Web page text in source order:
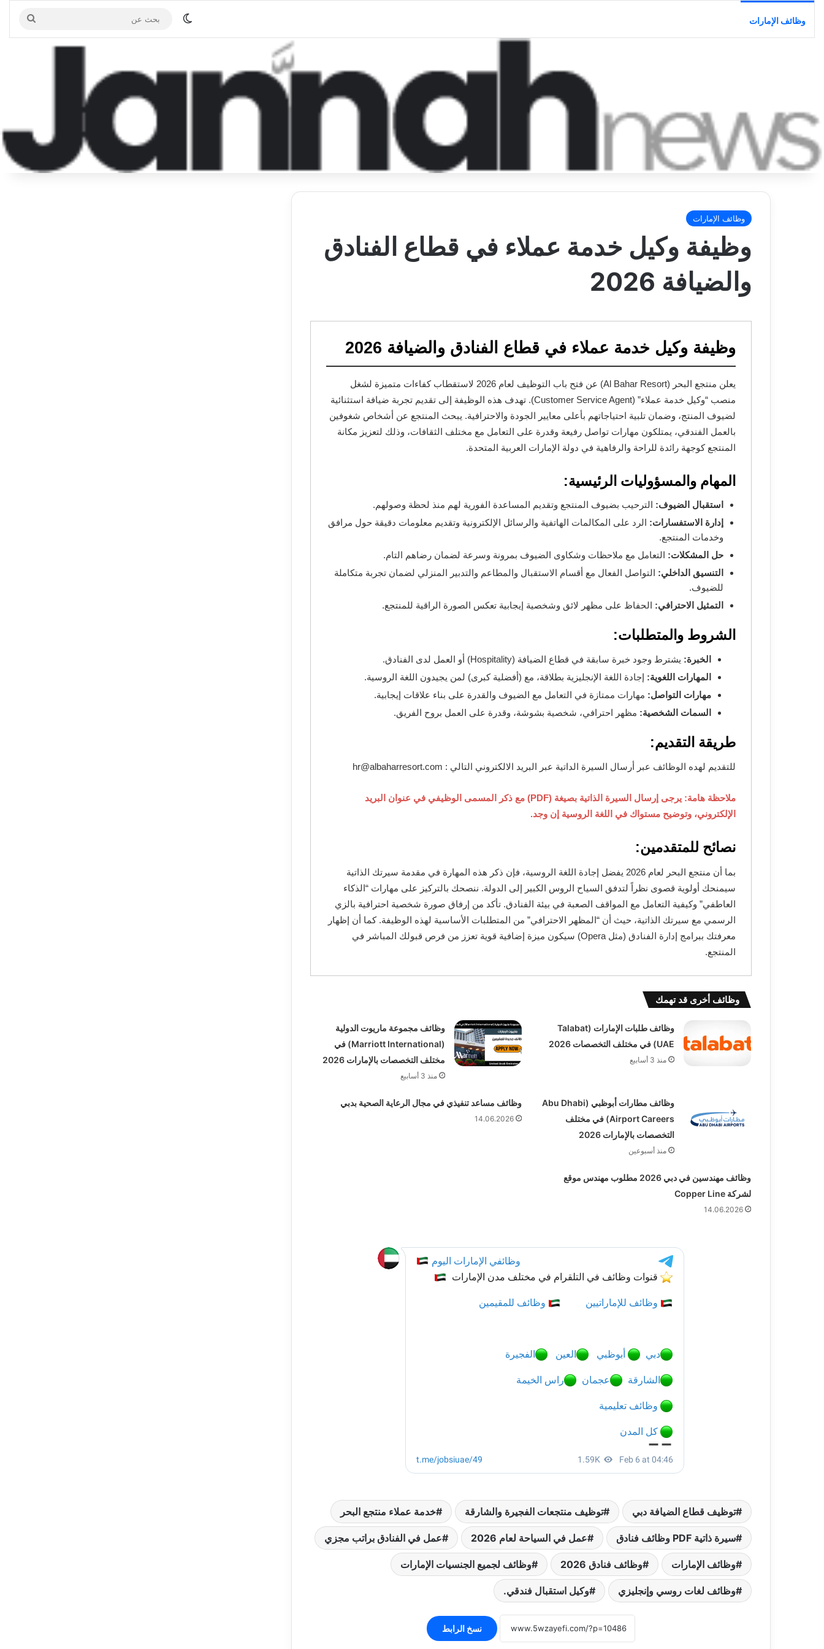
وظائف الإمارات الوضع المظلم
بحث
عن
وظائف الإمارات
وظيفة وكيل خدمة عملاء في قطاع الفنادق
والضيافة 2026
وظيفة وكيل خدمة عملاء في قطاع الفنادق والضيافة 2026
يعلن منتجع البحر (Al Bahar Resort) عن فتح باب التوظيف لعام 2026 لاستقطاب كفاءات متميزة لشغل
منصب “وكيل خدمة عملاء” (Customer Service Agent). تهدف هذه الوظيفة إلى تقديم تجربة ضيافة استثنائية
لضيوف المنتج، وضمان تلبية احتياجاتهم بأعلى معايير الجودة والاحترافية. يبحث المنتجع عن أشخاص شغوفين
بالعمل الفندقي، يمتلكون مهارات تواصل رفيعة وقدرة على التعامل مع مختلف الثقافات، وذلك لتعزيز مكانة
المنتجع كوجهة رائدة للراحة والرفاهية في دولة الإمارات العربية المتحدة.
المهام والمسؤوليات الرئيسية:
استقبال الضيوف: الترحيب بضيوف المنتجع وتقديم المساعدة الفورية لهم منذ لحظة وصولهم.
إدارة الاستفسارات: الرد على المكالمات الهاتفية والرسائل الإلكترونية وتقديم معلومات دقيقة حول مرافق
وخدمات المنتجع.
حل المشكلات: التعامل مع ملاحظات وشكاوى الضيوف بمرونة وسرعة لضمان رضاهم التام.
التنسيق الداخلي: التواصل الفعال مع أقسام الاستقبال والمطاعم والتدبير المنزلي لضمان تجربة متكاملة
للضيوف.
التمثيل الاحترافي: الحفاظ على مظهر لائق وشخصية إيجابية تعكس الصورة الراقية للمنتجع.
الشروط والمتطلبات:
الخبرة: يشترط وجود خبرة سابقة في قطاع الضيافة (Hospitality) أو العمل لدى الفنادق.
المهارات اللغوية: إجادة اللغة الإنجليزية بطلاقة، مع (أفضلية كبرى) لمن يجيدون اللغة الروسية.
مهارات التواصل: مهارات ممتازة في التعامل مع الضيوف والقدرة على بناء علاقات إيجابية.
السمات الشخصية: مظهر احترافي، شخصية بشوشة، وقدرة على العمل بروح الفريق.
طريقة التقديم:
للتقديم لهده الوظائف عبر أرسال السيرة الداتية عبر البريد الالكتروني التالي : hr@albaharresort.com
ملاحظة هامة: يرجى إرسال السيرة الذاتية بصيغة (PDF) مع ذكر المسمى الوظيفي في عنوان البريد
الإلكتروني، وتوضيح مستواك في اللغة الروسية إن وجد.
نصائح للمتقدمين:
بما أن منتجع البحر لعام 2026 يفضل إجادة اللغة الروسية، فإن ذكر هذه المهارة في مقدمة سيرتك الذاتية
سيمنحك أولوية قصوى نظراً لتدفق السياح الروس الكبير إلى الدولة. ننصحك بالتركيز على مهارات “الذكاء
العاطفي” وكيفية التعامل مع المواقف الصعبة في بيئة الفنادق. تأكد من إرفاق صورة شخصية احترافية بالزي
الرسمي مع سيرتك الذاتية، حيث أن “المظهر الاحترافي” من المتطلبات الأساسية لهذه الوظيفة. كما أن إظهار
معرفتك ببرامج إدارة الفنادق (مثل Opera) سيكون ميزة إضافية قوية تعزز من فرص قبولك المباشر في
المنتجع.
وظائف أخرى قد تهمك
وظائف طلبات الإمارات (Talabat
UAE) في مختلف التخصصات 2026
منذ 3 أسابيع
وظائف مجموعة ماريوت الدولية
(Marriott International) في
مختلف التخصصات بالإمارات 2026
منذ 3 أسابيع
وظائف مطارات أبوظبي (Abu Dhabi
Airport Careers) في مختلف
التخصصات بالإمارات 2026
منذ أسبوعين
وظائف مساعد تنفيذي في مجال الرعاية الصحية بدبي
14.06.2026
وظائف مهندسين في دبي 2026 مطلوب مهندس موقع
لشركة Copper Line
14.06.2026
توظيف قطاع الضيافة دبي توظيف منتجعات الفجيرة والشارقة خدمة عملاء منتجع البحر
سيرة ذاتية PDF وظائف فنادق عمل في السياحة لعام 2026 عمل في الفنادق براتب مجزي
وظائف الإمارات وظائف فنادق 2026 وظائف لجميع الجنسيات الإمارات
وظائف لغات روسي وإنجليزي وكيل استقبال فندقي.
نسخ الرابط